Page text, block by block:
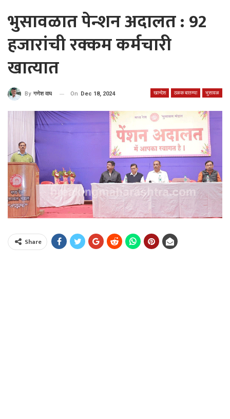
भुसावळात पेन्शन अदालत : 92
हजारांची रक्कम कर्मचारी
खात्यात
खान्देश ठळक बातम्या भुसावळ
By गणेश वाघ On Dec 18, 2024
Share